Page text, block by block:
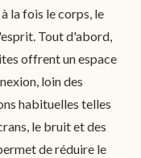
la fois le corps, le
Tout d'abord,
offrent un espace
loin des
habituelles telles
le bruit et des
de réduire le